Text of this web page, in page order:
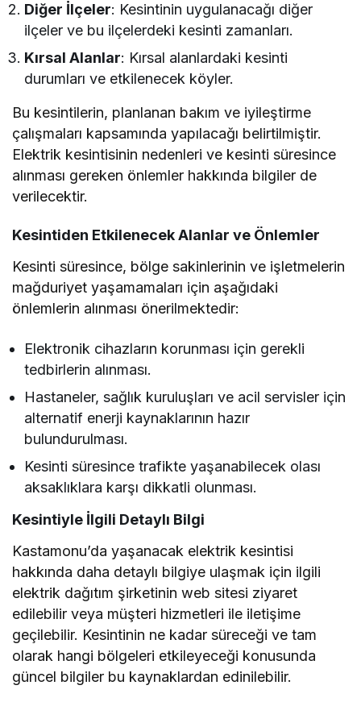
Diğer İlçeler: Kesintinin uygulanacağı diğer
ilçeler ve bu ilçelerdeki kesinti zamanları.
Kırsal Alanlar: Kırsal alanlardaki kesinti
durumları ve etkilenecek köyler.
Bu kesintilerin, planlanan bakım ve iyileştirme
çalışmaları kapsamında yapılacağı belirtilmiştir.
Elektrik kesintisinin nedenleri ve kesinti süresince
alınması gereken önlemler hakkında bilgiler de
verilecektir.
Kesintiden Etkilenecek Alanlar ve Önlemler
Kesinti süresince, bölge sakinlerinin ve işletmelerin
mağduriyet yaşamamaları için aşağıdaki
önlemlerin alınması önerilmektedir:
Elektronik cihazların korunması için gerekli
tedbirlerin alınması.
Hastaneler, sağlık kuruluşları ve acil servisler için
alternatif enerji kaynaklarının hazır
bulundurulması.
Kesinti süresince trafikte yaşanabilecek olası
aksaklıklara karşı dikkatli olunması.
Kesintiyle İlgili Detaylı Bilgi
Kastamonu’da yaşanacak elektrik kesintisi
hakkında daha detaylı bilgiye ulaşmak için ilgili
elektrik dağıtım şirketinin web sitesi ziyaret
edilebilir veya müşteri hizmetleri ile iletişime
geçilebilir. Kesintinin ne kadar süreceği ve tam
olarak hangi bölgeleri etkileyeceği konusunda
güncel bilgiler bu kaynaklardan edinilebilir.